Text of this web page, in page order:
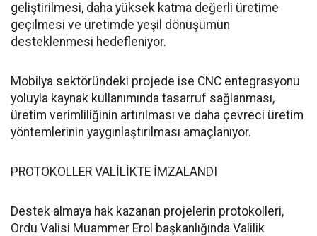
geliştirilmesi, daha yüksek katma değerli üretime
geçilmesi ve üretimde yeşil dönüşümün
desteklenmesi hedefleniyor.
Mobilya sektöründeki projede ise CNC entegrasyonu
yoluyla kaynak kullanımında tasarruf sağlanması,
üretim verimliliğinin artırılması ve daha çevreci üretim
yöntemlerinin yaygınlaştırılması amaçlanıyor.
PROTOKOLLER VALİLİKTE İMZALANDI
Destek almaya hak kazanan projelerin protokolleri,
Ordu Valisi Muammer Erol başkanlığında Valilik